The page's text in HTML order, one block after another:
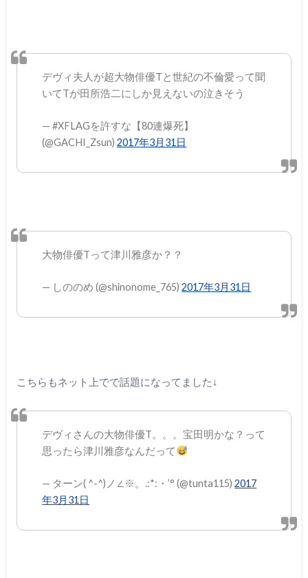
デヴィ夫人が超大物俳優Tと世紀の不倫愛って聞
いてTが田所浩二にしか見えないの泣きそう
— #XFLAGを許すな【80連爆死】
(@GACHI_Zsun)2017年3月31日
大物俳優Tって津川雅彦か？？
— しののめ (@shinonome_765)2017年3月31日
こちらもネット上でで話題になってました↓
デヴィさんの大物俳優T。。。宝田明かな？って
思ったら津川雅彦なんだって
— ターン( ^-^)ノ∠※。.:*:・’° (@tunta115)2017
年3月31日